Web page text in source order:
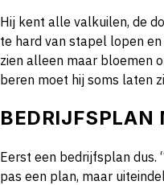
Hij kent alle valkuilen, de
te hard van stapel lopen
zien alleen maar bloemen
beren moet hij soms laten
BEDRIJFSPLAN
Eerst een bedrijfsplan dus.
pas een plan, maar